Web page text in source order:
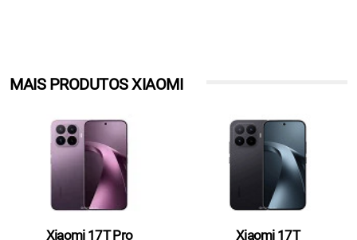
MAIS PRODUTOS XIAOMI
Xiaomi 17T Pro Xiaomi 17T